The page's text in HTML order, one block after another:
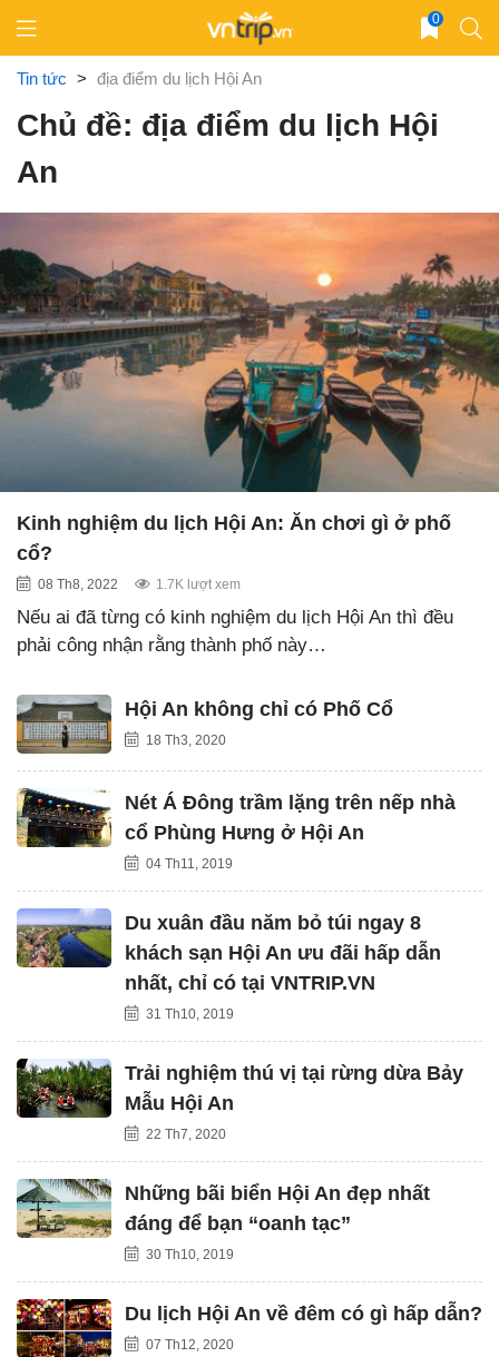
content
0
Tin tức > địa điểm du lịch Hội An
Chủ đề: địa điểm du lịch Hội
An
Kinh nghiệm du lịch Hội An: Ăn chơi gì ở phố
cổ?
08 Th8, 2022 1.7K lượt xem
Nếu ai đã từng có kinh nghiệm du lịch Hội An thì đều
phải công nhận rằng thành phố này…
Hội An không chỉ có Phố Cổ
18 Th3, 2020
Nét Á Đông trầm lặng trên nếp nhà
cổ Phùng Hưng ở Hội An
04 Th11, 2019
Du xuân đầu năm bỏ túi ngay 8
khách sạn Hội An ưu đãi hấp dẫn
nhất, chỉ có tại VNTRIP.VN
31 Th10, 2019
Trải nghiệm thú vị tại rừng dừa Bảy
Mẫu Hội An
22 Th7, 2020
Những bãi biển Hội An đẹp nhất
đáng để bạn “oanh tạc”
30 Th10, 2019
Du lịch Hội An về đêm có gì hấp dẫn?
07 Th12, 2020